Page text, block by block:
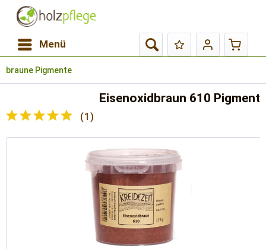
Menü
braune Pigmente
Eisenoxidbraun 610 Pigment
(1 )